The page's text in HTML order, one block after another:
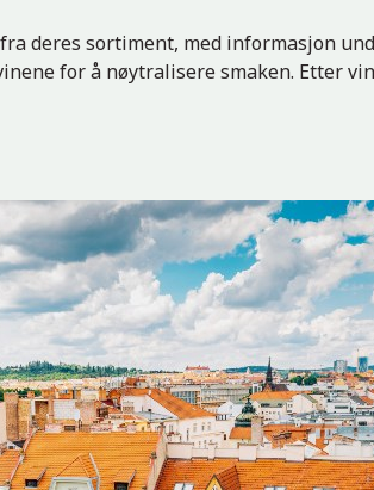
deres sortiment, med informasjon
for å nøytralisere smaken. Etter